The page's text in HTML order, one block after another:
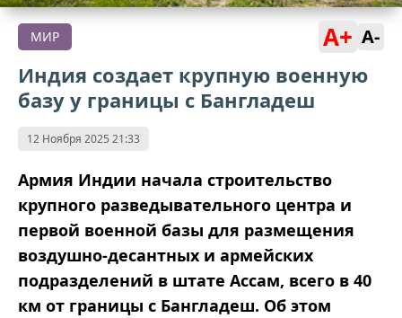
МИР A+ A-
Индия создает крупную военную
базу у границы с Бангладеш
12 Ноября 2025 21:33
Армия Индии начала строительство
крупного разведывательного центра и
первой военной базы для размещения
воздушно-десантных и армейских
подразделений в штате Ассам, всего в 40
км от границы с Бангладеш. Об этом